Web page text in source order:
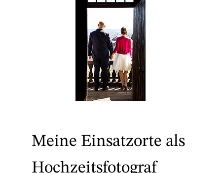
Meine Einsatzorte als
Hochzeitsfotograf